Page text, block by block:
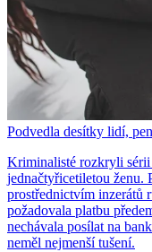
Podvedla desítky lidí,
Kriminalisté rozkryli
jednačtyřicetiletou ženu.
prostřednictvím inzerátů
požadovala platbu
nechávala posílat na
neměl nejmenší tušení.